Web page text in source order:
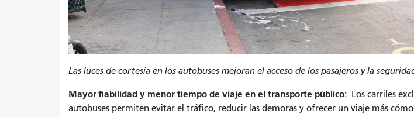
Las luces de cortesía en los autobuses mejoran el acceso de los pasajeros y la
Mayor fiabilidad y menor tiempo de viaje en el transporte público:
Los carriles
autobuses permiten evitar el tráfico, reducir las demoras y ofrecer un viaje más